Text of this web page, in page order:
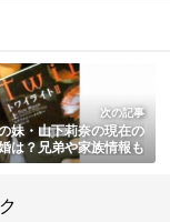
次の記事
妹・山下莉奈の現在の
は？兄弟や家族情報も
総まとめ